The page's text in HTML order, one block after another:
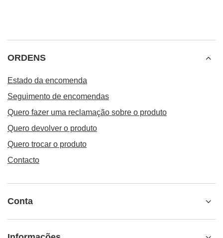
ORDENS
Estado da encomenda
Seguimento de encomendas
Quero fazer uma reclamação sobre o produto
Quero devolver o produto
Quero trocar o produto
Contacto
Conta